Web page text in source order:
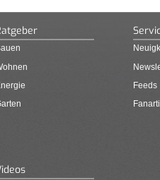
Feeds